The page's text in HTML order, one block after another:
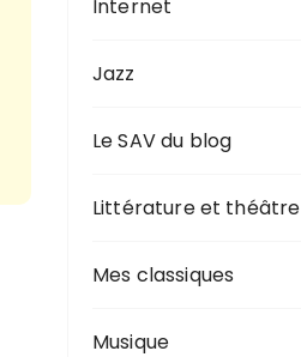
Internet
Jazz
Le SAV du blog
Littérature et théâtre
Mes classiques
Musique